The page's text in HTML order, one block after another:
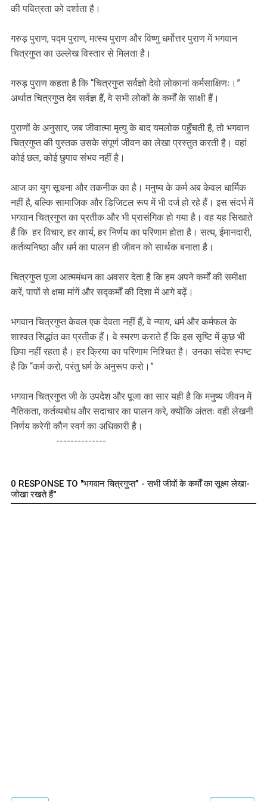
की पवित्रता को दर्शाता है।
गरुड़ पुराण, पद्म पुराण, मत्स्य पुराण और विष्णु धर्मोत्तर पुराण में भगवान
चित्रगुप्त का उल्लेख विस्तार से मिलता है।
गरुड़ पुराण कहता है कि “चित्रगुप्त सर्वज्ञो देवो लोकानां कर्मसाक्षिणः।”
अर्थात चित्रगुप्त देव सर्वज्ञ हैं, वे सभी लोकों के कर्मों के साक्षी हैं।
पुराणों के अनुसार, जब जीवात्मा मृत्यु के बाद यमलोक पहुँचती है, तो भगवान
चित्रगुप्त की पुस्तक उसके संपूर्ण जीवन का लेखा प्रस्तुत करती है। वहां
कोई छल, कोई छुपाव संभव नहीं है।
आज का युग सूचना और तकनीक का है। मनुष्य के कर्म अब केवल धार्मिक
नहीं है, बल्कि सामाजिक और डिजिटल रूप में भी दर्ज हो रहे हैं। इस संदर्भ में
भगवान चित्रगुप्त का प्रतीक और भी प्रासंगिक हो गया है। वह यह सिखाते
हैं कि हर विचार, हर कार्य, हर निर्णय का परिणाम होता है। सत्य, ईमानदारी,
कर्तव्यनिष्ठा और धर्म का पालन ही जीवन को सार्थक बनाता है।
चित्रगुप्त पूजा आत्ममंथन का अवसर देता है कि हम अपने कर्मों की समीक्षा
करें, पापों से क्षमा मांगें और सद्कर्मों की दिशा में आगे बढ़ें।
भगवान चित्रगुप्त केवल एक देवता नहीं हैं, वे न्याय, धर्म और कर्मफल के
शाश्वत सिद्धांत का प्रतीक हैं। वे स्मरण कराते हैं कि इस सृष्टि में कुछ भी
छिपा नहीं रहता है। हर क्रिया का परिणाम निश्चित है। उनका संदेश स्पष्ट
है कि “कर्म करो, परंतु धर्म के अनुरूप करो।”
भगवान चित्रगुप्त जी के उपदेश और पूजा का सार यही है कि मनुष्य जीवन में
नैतिकता, कर्तव्यबोध और सदाचार का पालन करे, क्योंकि अंततः वही लेखनी
निर्णय करेगी कौन स्वर्ग का अधिकारी है।
--------------
0 RESPONSE TO "भगवान चित्रगुप्त” - सभी जीवों के कर्मों का सूक्ष्म लेखा-
जोखा रखते हैं"